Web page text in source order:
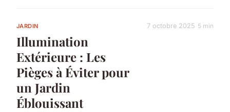
JARDIN
Illumination
Extérieure : Les
Pièges à Éviter pour
un Jardin
Éblouissant
7 octobre 2025 5 min